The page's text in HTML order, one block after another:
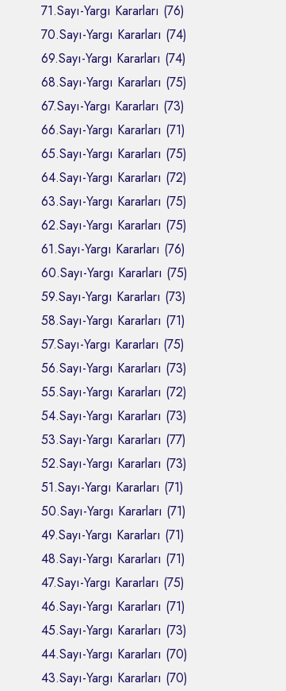
71.Sayı-Yargı Kararları (76)
70.Sayı-Yargı Kararları (74)
69.Sayı-Yargı Kararları (74)
68.Sayı-Yargı Kararları (75)
67.Sayı-Yargı Kararları (73)
66.Sayı-Yargı Kararları (71)
65.Sayı-Yargı Kararları (75)
64.Sayı-Yargı Kararları (72)
63.Sayı-Yargı Kararları (75)
62.Sayı-Yargı Kararları (75)
61.Sayı-Yargı Kararları (76)
60.Sayı-Yargı Kararları (75)
59.Sayı-Yargı Kararları (73)
58.Sayı-Yargı Kararları (71)
57.Sayı-Yargı Kararları (75)
56.Sayı-Yargı Kararları (73)
55.Sayı-Yargı Kararları (72)
54.Sayı-Yargı Kararları (73)
53.Sayı-Yargı Kararları (77)
52.Sayı-Yargı Kararları (73)
51.Sayı-Yargı Kararları (71)
50.Sayı-Yargı Kararları (71)
49.Sayı-Yargı Kararları (71)
48.Sayı-Yargı Kararları (71)
47.Sayı-Yargı Kararları (75)
46.Sayı-Yargı Kararları (71)
45.Sayı-Yargı Kararları (73)
44.Sayı-Yargı Kararları (70)
43.Sayı-Yargı Kararları (70)